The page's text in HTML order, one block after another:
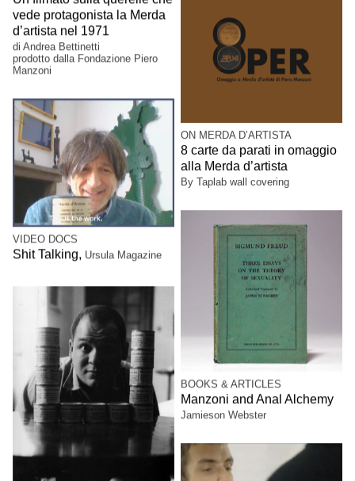
vede protagonista la Merda
d’artista nel 1971
di Andrea Bettinetti
prodotto dalla Fondazione Piero
Manzoni
ON MERDA D’ARTISTA
8 carte da parati in omaggio
alla Merda d’artista
By Taplab wall covering
VIDEO DOCS
Shit Talking, Ursula Magazine
BOOKS & ARTICLES
Manzoni and Anal Alchemy
Jamieson Webster